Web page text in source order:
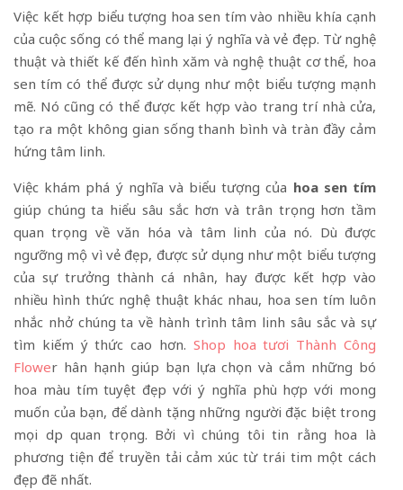
Việc kết hợp biểu tượng hoa sen tím vào nhiều khía cạnh
của cuộc sống có thể mang lại ý nghĩa và vẻ đẹp. Từ nghệ
thuật và thiết kế đến hình xăm và nghệ thuật cơ thể, hoa
sen tím có thể được sử dụng như một biểu tượng mạnh
mẽ. Nó cũng có thể được kết hợp vào trang trí nhà cửa,
tạo ra một không gian sống thanh bình và tràn đầy cảm
hứng tâm linh.
Việc khám phá ý nghĩa và biểu tượng của hoa sen tím
giúp chúng ta hiểu sâu sắc hơn và trân trọng hơn tầm
quan trọng về văn hóa và tâm linh của nó. Dù được
ngưỡng mộ vì vẻ đẹp, được sử dụng như một biểu tượng
của sự trưởng thành cá nhân, hay được kết hợp vào
nhiều hình thức nghệ thuật khác nhau, hoa sen tím luôn
nhắc nhở chúng ta về hành trình tâm linh sâu sắc và sự
tìm kiếm ý thức cao hơn. Shop hoa tươi Thành Công
Flower hân hạnh giúp bạn lựa chọn và cắm những bó
hoa màu tím tuyệt đẹp với ý nghĩa phù hợp với mong
muốn của bạn, để dành tặng những người đặc biệt trong
mọi dịp quan trọng. Bởi vì chúng tôi tin rằng hoa là
phương tiện để truyền tải cảm xúc từ trái tim một cách
đẹp đẽ nhất.